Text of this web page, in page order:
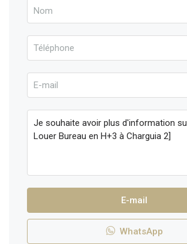
E-mail
WhatsApp